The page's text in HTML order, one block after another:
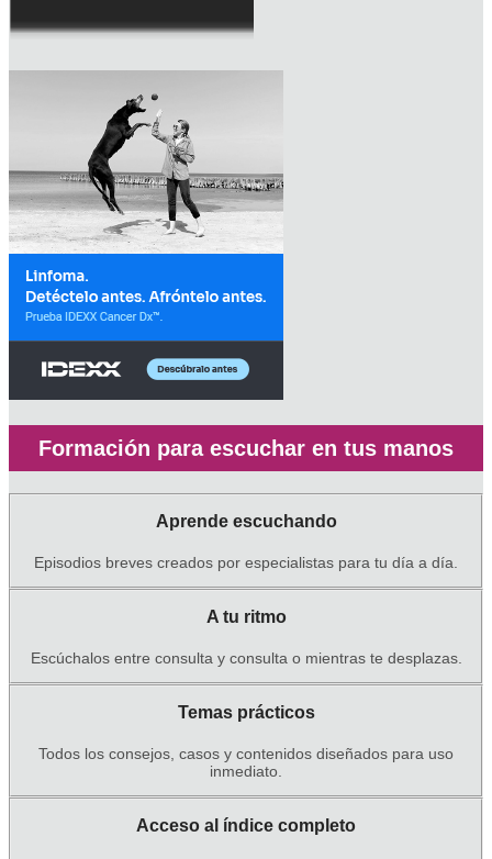
Formación para escuchar en tus manos
Aprende escuchando
Episodios breves creados por especialistas para tu día a día.
A tu ritmo
Escúchalos entre consulta y consulta o mientras te desplazas.
Temas prácticos
Todos los consejos, casos y contenidos diseñados para uso
inmediato.
Acceso al índice completo